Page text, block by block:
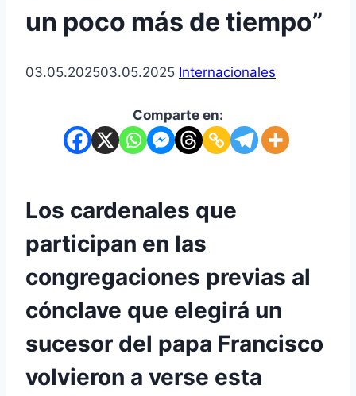
un poco más de tiempo”
03.05.202503.05.2025 Internacionales
Comparte en:
Los cardenales que
participan en las
congregaciones previas al
cónclave que elegirá un
sucesor del papa Francisco
volvieron a verse esta